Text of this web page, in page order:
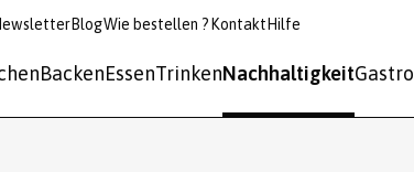
BlogWie bestellen ? Kontakt Hilfe
BackenEssenTrinkenNachhaltigkeitGastro